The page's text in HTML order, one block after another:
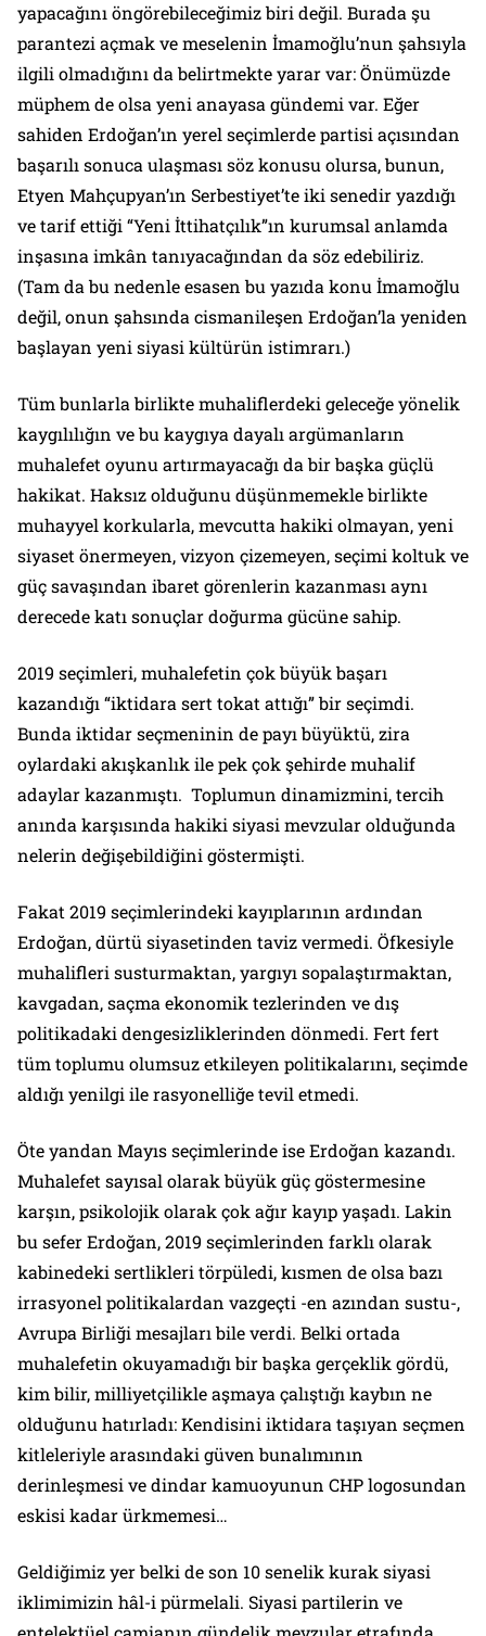
yapacağını öngörebileceğimiz biri değil. Burada şu
parantezi açmak ve meselenin İmamoğlu’nun şahsıyla
ilgili olmadığını da belirtmekte yarar var: Önümüzde
müphem de olsa yeni anayasa gündemi var. Eğer
sahiden Erdoğan’ın yerel seçimlerde partisi açısından
başarılı sonuca ulaşması söz konusu olursa, bunun,
Etyen Mahçupyan’ın Serbestiyet’te iki senedir yazdığı
ve tarif ettiği “Yeni İttihatçılık”ın kurumsal anlamda
inşasına imkân tanıyacağından da söz edebiliriz.
(Tam da bu nedenle esasen bu yazıda konu İmamoğlu
değil, onun şahsında cismanileşen Erdoğan’la yeniden
başlayan yeni siyasi kültürün istimrarı.)
Tüm bunlarla birlikte muhaliflerdeki geleceğe yönelik
kaygılılığın ve bu kaygıya dayalı argümanların
muhalefet oyunu artırmayacağı da bir başka güçlü
hakikat. Haksız olduğunu düşünmemekle birlikte
muhayyel korkularla, mevcutta hakiki olmayan, yeni
siyaset önermeyen, vizyon çizemeyen, seçimi koltuk ve
güç savaşından ibaret görenlerin kazanması aynı
derecede katı sonuçlar doğurma gücüne sahip.
2019 seçimleri, muhalefetin çok büyük başarı
kazandığı “iktidara sert tokat attığı” bir seçimdi.
Bunda iktidar seçmeninin de payı büyüktü, zira
oylardaki akışkanlık ile pek çok şehirde muhalif
adaylar kazanmıştı. Toplumun dinamizmini, tercih
anında karşısında hakiki siyasi mevzular olduğunda
nelerin değişebildiğini göstermişti.
Fakat 2019 seçimlerindeki kayıplarının ardından
Erdoğan, dürtü siyasetinden taviz vermedi. Öfkesiyle
muhalifleri susturmaktan, yargıyı sopalaştırmaktan,
kavgadan, saçma ekonomik tezlerinden ve dış
politikadaki dengesizliklerinden dönmedi. Fert fert
tüm toplumu olumsuz etkileyen politikalarını, seçimde
aldığı yenilgi ile rasyonelliğe tevil etmedi.
Öte yandan Mayıs seçimlerinde ise Erdoğan kazandı.
Muhalefet sayısal olarak büyük güç göstermesine
karşın, psikolojik olarak çok ağır kayıp yaşadı. Lakin
bu sefer Erdoğan, 2019 seçimlerinden farklı olarak
kabinedeki sertlikleri törpüledi, kısmen de olsa bazı
irrasyonel politikalardan vazgeçti -en azından sustu-,
Avrupa Birliği mesajları bile verdi. Belki ortada
muhalefetin okuyamadığı bir başka gerçeklik gördü,
kim bilir, milliyetçilikle aşmaya çalıştığı kaybın ne
olduğunu hatırladı: Kendisini iktidara taşıyan seçmen
kitleleriyle arasındaki güven bunalımının
derinleşmesi ve dindar kamuoyunun CHP logosundan
eskisi kadar ürkmemesi…
Geldiğimiz yer belki de son 10 senelik kurak siyasi
iklimimizin hâl-i pürmelali. Siyasi partilerin ve